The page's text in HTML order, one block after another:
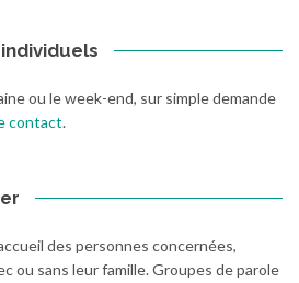
ou le week-end, sur simple demande
contact.
des personnes concernées,
ou sans leur famille. Groupes de parole